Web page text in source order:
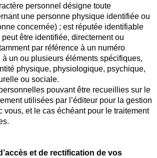
personnel désigne toute
une personne physique identifiée ou
concernée) ; est réputée identifiable
être identifiée, directement ou
par référence à un numéro
à un ou plusieurs éléments spécifiques,
physique, physiologique, psychique,
ou sociale.
pouvant être recueillies sur le
utilisées par l’éditeur pour la gestion
vous, et le cas échéant pour le traitement
et de rectification de vos